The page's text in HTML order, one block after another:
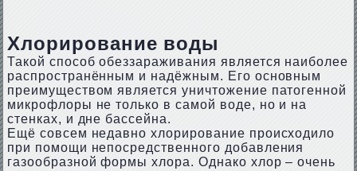
Хлорирование воды
Такой способ обеззараживания является наиболее
распространённым и надёжным. Его основным
преимуществом является уничтожение патогенной
микрофлоры не только в самой воде, но и на
стенках, и дне бассейна.
Ещё совсем недавно хлорирование происходило
при помощи непосредственного добавления
газообразной формы хлора. Однако хлор – очень